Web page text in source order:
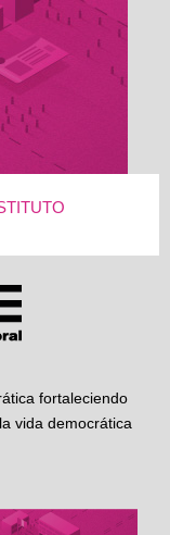
fortaleciendo
vida democrática